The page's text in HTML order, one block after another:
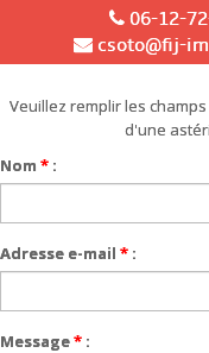
06-12-
csoto@fij-
Veuillez remplir les
d'une
Nom* :
Adresse e-mail* :
Message* :